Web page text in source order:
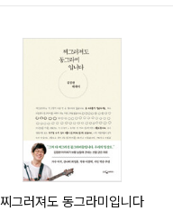
찌그러져도 동그라미입니다